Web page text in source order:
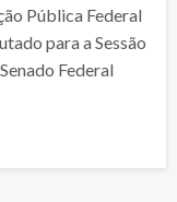
Pública Federal
para a Sessão
Federal